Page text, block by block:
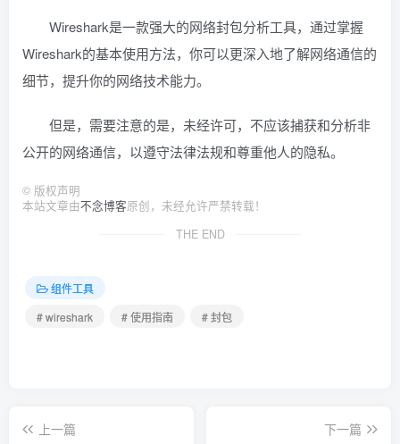
Wireshark是一款强大的网络封包分析工具，通过掌握
Wireshark的基本使用方法，你可以更深入地了解网络通信的
细节，提升你的网络技术能力。
但是，需要注意的是，未经许可，不应该捕获和分析非
公开的网络通信，以遵守法律法规和尊重他人的隐私。
© 版权声明
本站文章由不念博客原创，未经允许严禁转载！
THE END
组件工具
# wireshark
# 使用指南 # 封包
上一篇 下一篇